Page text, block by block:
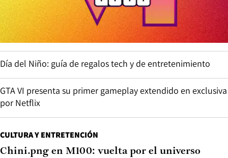
Día del Niño: guía de regalos tech y de entretenimiento
GTA VI presenta su primer gameplay extendido en exclusiva
por Netflix
CULTURA Y ENTRETENCIÓN
Chini.png en M100: vuelta por el universo